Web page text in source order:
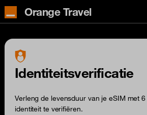
Orange Travel
Identiteitsverificatie
Verleng de levensduur van je eSIM met
identiteit te verifiëren.